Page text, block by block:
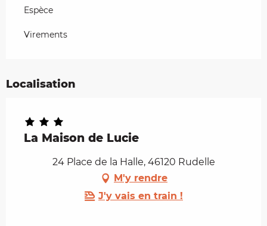
Espèce
Virements
Localisation
La Maison de Lucie
24 Place de la Halle, 46120 Rudelle
M'y rendre
J'y vais en train !